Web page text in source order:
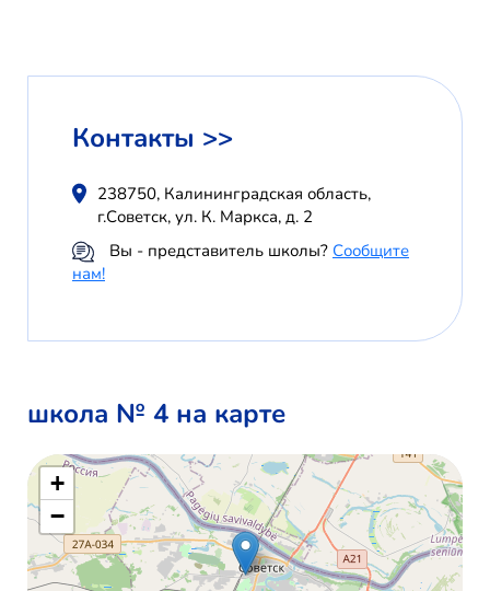
Контакты >>
238750, Калининградская область,
г.Советск, ул. К. Маркса, д. 2
Вы - представитель школы? Сообщите
нам!
школа № 4 на карте
+
−